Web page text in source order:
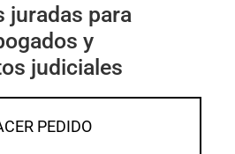
juradas para
y
judiciales
PEDIDO